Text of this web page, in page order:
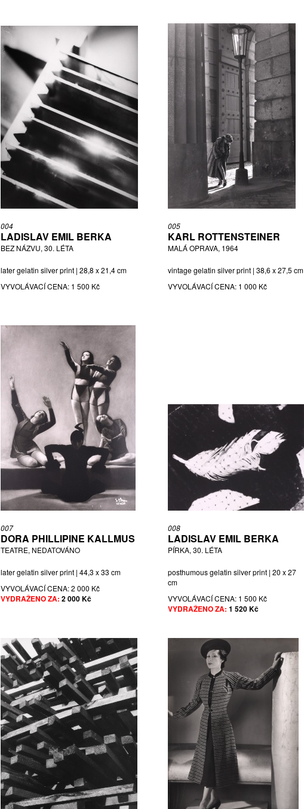
004
LADISLAV EMIL BERKA
BEZ NÁZVU, 30. LÉTA
later gelatin silver print | 28,8 x 21,4 cm
VYVOLÁVACÍ CENA: 1 500 Kč
005
KARL ROTTENSTEINER
MALÁ OPRAVA, 1964
vintage gelatin silver print | 38,6 x 27,5 cm
VYVOLÁVACÍ CENA: 1 000 Kč
007
DORA PHILLIPINE KALLMUS
TEATRE, NEDATOVÁNO
later gelatin silver print | 44,3 x 33 cm
VYVOLÁVACÍ CENA:2 000 Kč
VYDRAŽENO ZA: 2 000 Kč
008
LADISLAV EMIL BERKA
PÍRKA, 30. LÉTA
posthumous gelatin silver print | 20 x 27
cm
VYVOLÁVACÍ CENA: 1 500 Kč
VYDRAŽENO ZA: 1 520 Kč